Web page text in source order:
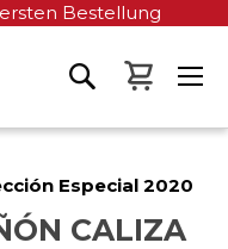
Bestellung
Mein
Especial 2020
CALIZA